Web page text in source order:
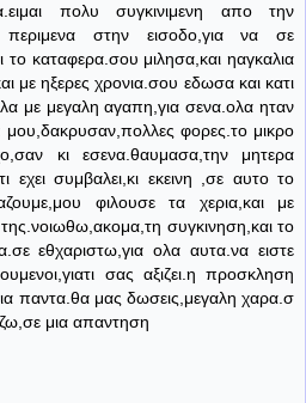
πολυ συγκινιμενη απο την
στην εισοδο,για να σε
καταφερα.σου μιλησα,και ηαγκαλια
με ηξερες χρονια.σου εδωσα και κατι
με μεγαλη αγαπη,για σενα.ολα ηταν
μου,δακρυσαν,πολλες φορες.το μικρο
κι εσενα.θαυμασα,την μητερα
εχει συμβαλει,κι εκεινη ,σε αυτο το
φιλουσε τα χερια,και με
της.νοιωθω,ακομα,τη συγκινηση,και το
εθχαριστω,για ολα αυτα.να ειστε
σας αξιζει.η προσκληση
παντα.θα μας δωσεις,μεγαλη χαρα.σ
μια απαντηση